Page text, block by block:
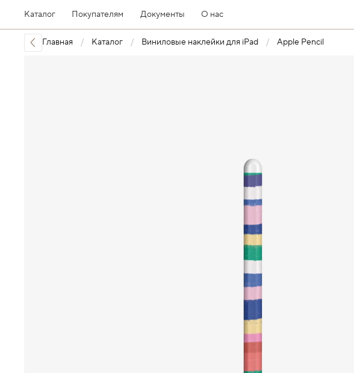
Каталог Покупателям Документы О нас
Главная Каталог Виниловые наклейки для iPad Apple Pencil